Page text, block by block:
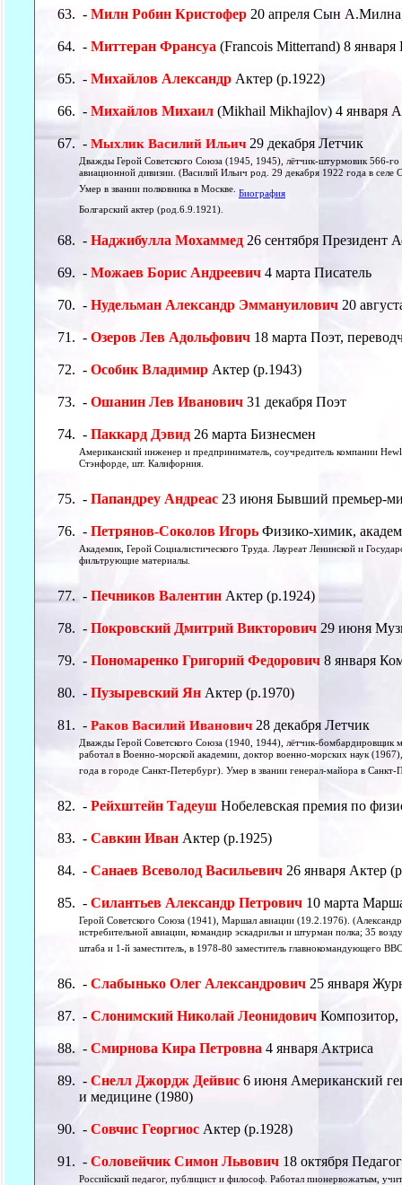
-Милн Робин Кристофер 20 апреля Сын
-Миттеран Франсуа (Francois Mitterrand) 8
-Михайлов Александр Актер (р.1922)
-Михайлов Михаил (Mikhail Mikhajlov) 4 января
-Мыхлик Василий Ильич 29 декабря Летчик
Дважды Герой Советского Союза (1945, 1945), лётчик-штурмовик 566-
авиационной дивизии. (Василий Ильич род. 29 декабря 1922 года в селе
Умер в звании полковника в Москве.Биография
Болгарский актер (род.6.9.1921).
-Наджибулла Мохаммед 26 сентября Президент
-Можаев Борис Андреевич 4 марта Писатель
-Нудельман Александр Эммануилович 20
-Озеров Лев Адольфович 18 марта Поэт,
-Особик Владимир Актер (р.1943)
-Ошанин Лев Иванович 31 декабря Поэт
-Паккард Дэвид 26 марта Бизнесмен
Американский инженер и предприниматель, соучредитель компании
Стэнфорде, шт. Калифорния.
-Папандреу Андреас 23 июня Бывший премьер-
-Петрянов-Соколов Игорь Физико-химик,
Академик, Герой Социалистического Труда. Лауреат Ленинской и
фильтрующие материалы.
-Печников Валентин Актер (р.1924)
-Покровский Дмитрий Викторович 29 июня
-Пономаренко Григорий Федорович 8 января
-Пузыревский Ян Актер (р.1970)
-Раков Василий Иванович 28 декабря Летчик
Дважды Герой Советского Союза (1940, 1944), лётчик-бомбардировщик
работал в Военно-морской академии, доктор военно-морских наук
года в городе Санкт-Петербург). Умер в звании генерал-майора в
-Рейхштейн Тадеуш Нобелевская премия по
-Савкин Иван Актер (р.1925)
-Санаев Всеволод Васильевич 26 января Актер
-Силантьев Александр Петрович 10 марта
Герой Советского Союза (1941), Маршал авиации (19.2.1976).
истребительной авиации, командир эскадрильи и штурман полка; 35
штаба и 1-й заместитель, в 1978-80 заместитель главнокомандующего
-Слабынько Олег Александрович 25 января
-Слонимский Николай Леонидович
-Смирнова Кира Петровна 4 января Актриса
-Снелл Джордж Дейвис 6 июня Американский
и медицине (1980)
-Совчис Георгиос Актер (р.1928)
-Соловейчик Симон Львович 18 октября Педагог
Российский педагог, публицист и философ. Работал пионервожатым,